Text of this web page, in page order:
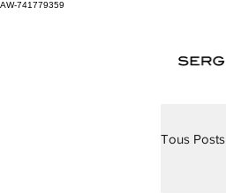
AW-741779359
Tous Posts